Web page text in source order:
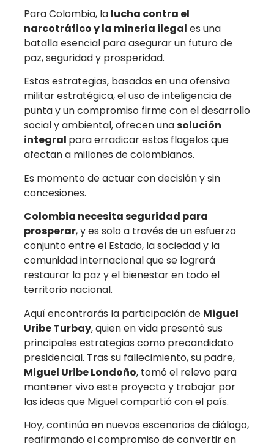
Para Colombia, la lucha contra el
narcotráfico y la minería ilegal es una
batalla esencial para asegurar un futuro de
paz, seguridad y prosperidad.
Estas estrategias, basadas en una ofensiva
militar estratégica, el uso de inteligencia de
punta y un compromiso firme con el desarrollo
social y ambiental, ofrecen unasolución
integral para erradicar estos flagelos que
afectan a millones de colombianos.
Es momento de actuar con decisión y sin
concesiones.
Colombia necesita seguridad para
prosperar, y es solo a través de un esfuerzo
conjunto entre el Estado, la sociedad y la
comunidad internacional que se logrará
restaurar la paz y el bienestar en todo el
territorio nacional.
Aquí encontrarás la participación de Miguel
Uribe Turbay, quien en vida presentó sus
principales estrategias como precandidato
presidencial. Tras su fallecimiento, su padre,
Miguel Uribe Londoño, tomó el relevo para
mantener vivo este proyecto y trabajar por
las ideas que Miguel compartió con el país.
Hoy, continúa en nuevos escenarios de diálogo,
reafirmando el compromiso de convertir en